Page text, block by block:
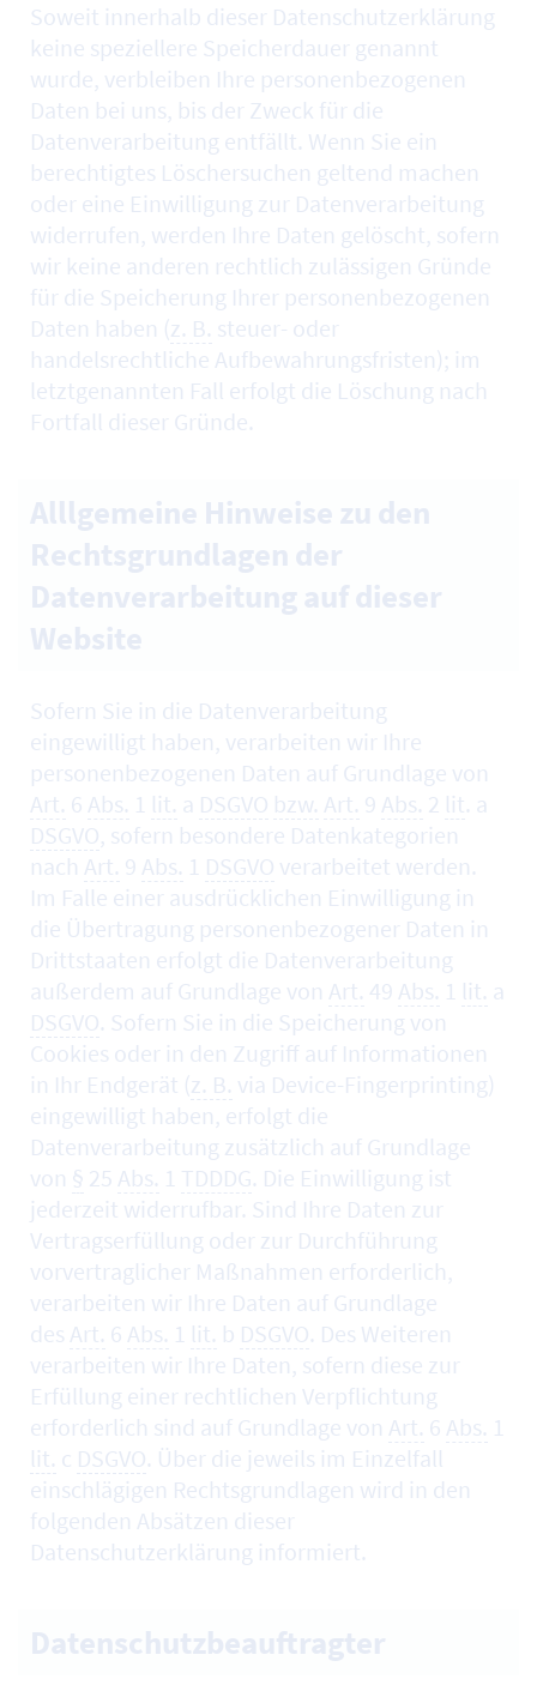
Soweit innerhalb dieser Datenschutzerklärung
keine speziellere Speicherdauer genannt
wurde, verbleiben Ihre personenbezogenen
Daten bei uns, bis der Zweck für die
Datenverarbeitung entfällt. Wenn Sie ein
berechtigtes Löschersuchen geltend machen
oder eine Einwilligung zur Datenverarbeitung
widerrufen, werden Ihre Daten gelöscht, sofern
wir keine anderen rechtlich zulässigen Gründe
für die Speicherung Ihrer personenbezogenen
Daten haben (z. B. steuer- oder
handelsrechtliche Aufbewahrungsfristen); im
letztgenannten Fall erfolgt die Löschung nach
Fortfall dieser Gründe.
Sofern Sie in die Datenverarbeitung
eingewilligt haben, verarbeiten wir Ihre
personenbezogenen Daten auf Grundlage von
Art. 6 Abs. 1 lit. a DSGVO bzw. Art. 9 Abs. 2 lit. a
DSGVO, sofern besondere Datenkategorien
nach Art. 9 Abs. 1 DSGVO verarbeitet werden.
Im Falle einer ausdrücklichen Einwilligung in
die Übertragung personenbezogener Daten in
Drittstaaten erfolgt die Datenverarbeitung
außerdem auf Grundlage von Art. 49 Abs. 1 lit. a
DSGVO. Sofern Sie in die Speicherung von
Cookies oder in den Zugriff auf Informationen
in Ihr Endgerät (z. B. via Device-Fingerprinting)
eingewilligt haben, erfolgt die
Datenverarbeitung zusätzlich auf Grundlage
von § 25 Abs. 1 TDDDG. Die Einwilligung ist
jederzeit widerrufbar. Sind Ihre Daten zur
Vertragserfüllung oder zur Durchführung
vorvertraglicher Maßnahmen erforderlich,
verarbeiten wir Ihre Daten auf Grundlage
des Art. 6 Abs. 1 lit. b DSGVO. Des Weiteren
verarbeiten wir Ihre Daten, sofern diese zur
Erfüllung einer rechtlichen Verpflichtung
erforderlich sind auf Grundlage von Art. 6 Abs. 1
lit. c DSGVO. Über die jeweils im Einzelfall
einschlägigen Rechtsgrundlagen wird in den
folgenden Absätzen dieser
Datenschutzerklärung informiert.